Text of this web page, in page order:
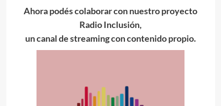
Ahora podés colaborar con nuestro proyecto
Radio Inclusión,
un canal de streaming con contenido propio.